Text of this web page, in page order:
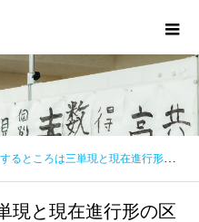
ところは三単現と現在進行形の区別,港中学1年Gさん
現と現在進行形の区